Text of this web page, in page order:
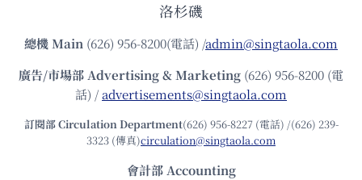
洛杉磯
總機Main (626) 956-8200(電話) /admin@singtaola.com
廣告/市場部Advertising & Marketing (626) 956-8200 (電
話) /advertisements@singtaola.com
訂閱部 Circulation Department(626) 956-8227 (電話) /(626) 239-
3323 (傳真)circulation@singtaola.com
會計部 Accounting